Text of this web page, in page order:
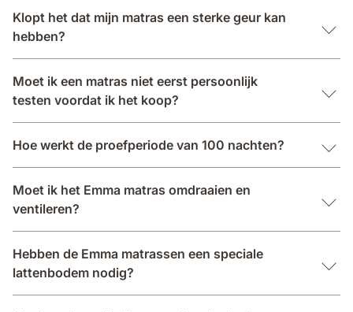
Klopt het dat mijn matras een sterke geur kan
hebben?
Moet ik een matras niet eerst persoonlijk
testen voordat ik het koop?
Hoe werkt de proefperiode van 100 nachten?
Moet ik het Emma matras omdraaien en
ventileren?
Hebben de Emma matrassen een speciale
lattenbodem nodig?